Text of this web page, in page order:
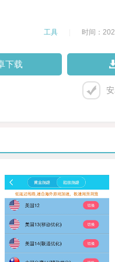
工具 时间：
下载